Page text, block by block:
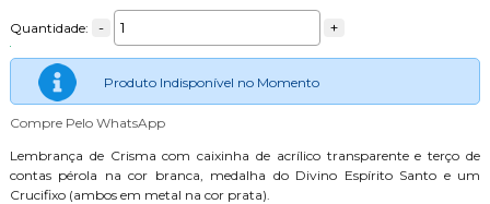
Quantidade: - +
Produto Indisponível no Momento
Compre Pelo WhatsApp
Lembrança de Crisma com caixinha de acrílico transparente e terço de
contas pérola na cor branca, medalha do Divino Espírito Santo e um
Crucifixo (ambos em metal na cor prata).